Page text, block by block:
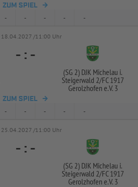
ZUM SPIEL
- - - - -
18.04.2027 /11:00 Uhr
- : -
(SG 2) DJK Michelau i.
Steigerwald 2/FC 1917
Gerolzhofen e.V. 3
ZUM SPIEL
- - - - -
25.04.2027 /11:00 Uhr
- : -
(SG 2) DJK Michelau i.
Steigerwald 2/FC 1917
Gerolzhofen e.V. 3